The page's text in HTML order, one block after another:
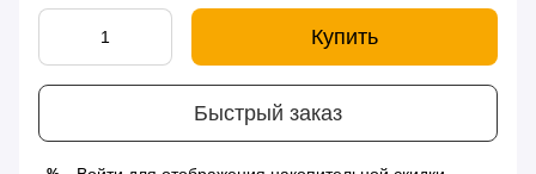
Купить
Быстрый заказ